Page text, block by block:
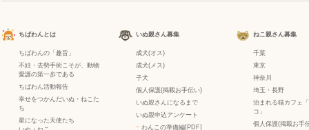
ちばわんとは
ちばわんの「趣旨」
不妊・去勢手術こそが、動物
愛護の第一歩である
ちばわん活動報告
幸せをつかんだいぬ・ねこた
ち
星になった天使たち
いぬ親さん募集
成犬(オス)
成犬(メス)
子犬
個人保護(掲載お手伝い)
いぬ親さんになるまで
いぬ親申込アンケート
− わんこの準備編[PDF]
ねこ親さん募集
千葉
東京
神奈川
埼玉・長野
泊まれる猫カフェ
コ」
個人保護(掲載お手